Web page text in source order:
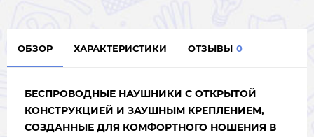
ОБЗОР ХАРАКТЕРИСТИКИ ОТЗЫВЫ 0
БЕСПРОВОДНЫЕ НАУШНИКИ С ОТКРЫТОЙ
КОНСТРУКЦИЕЙ И ЗАУШНЫМ КРЕПЛЕНИЕМ,
СОЗДАННЫЕ ДЛЯ КОМФОРТНОГО НОШЕНИЯ В